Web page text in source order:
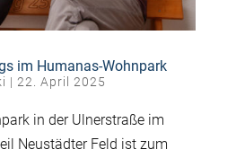
im Humanas-Wohnpark
| 22. April 2025
in der Ulnerstraße im
Neustädter Feld ist zum